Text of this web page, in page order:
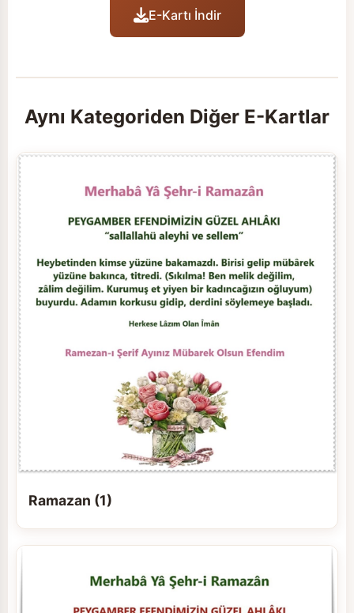
E-Kartı İndir
Aynı Kategoriden Diğer E-Kartlar
Ramazan (1)